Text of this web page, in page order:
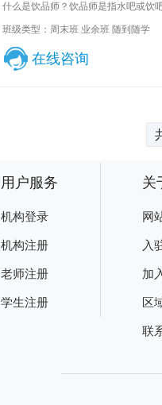
什么是饮品师？饮品师是指水吧或饮
班级类型：周末班 业余班 随到随学
在线咨询
用户服务
机构登录
机构注册
老师注册
学生注册
关
网
入
加
区
联